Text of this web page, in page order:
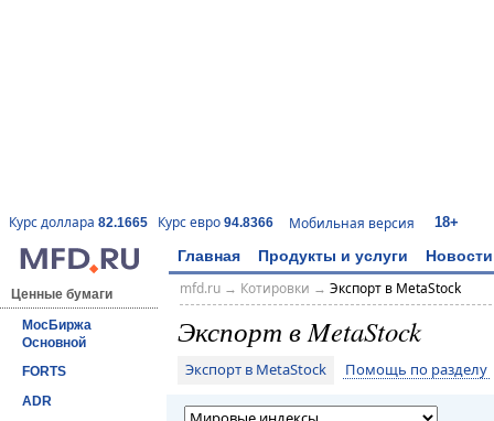
Курс доллара 82.1665 Курс евро 94.8366 Мобильная версия 18+
Главная Продукты и услуги Новости
Ценные бумаги
МосБиржа
Основной
FORTS
ADR
mfd.ru→ Котировки → Экспорт в MetaStock
Экспорт в MetaStock
Экспорт в MetaStock Помощь по разделу